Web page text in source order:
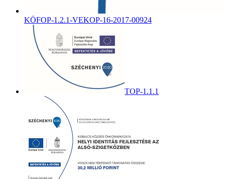
KÖFOP-1.2.1-VEKOP-16-2017-00924
TOP-1.1.1